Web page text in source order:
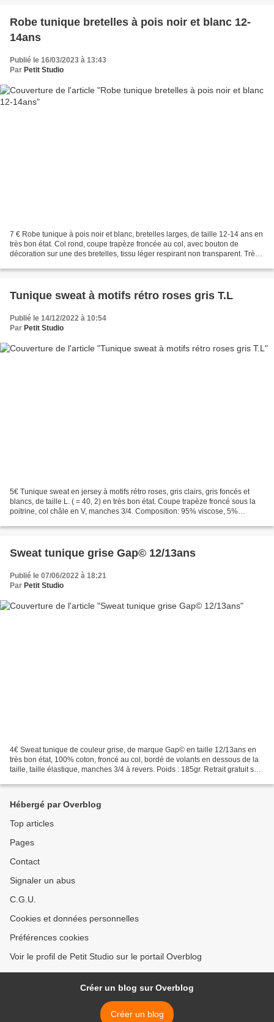
Robe tunique bretelles à pois noir et blanc 12-
14ans
Publié le 16/03/2023 à 13:43
Par Petit Studio
7 € Robe tunique à pois noir et blanc, bretelles larges, de taille 12-14 ans en
très bon état. Col rond, coupe trapèze froncée au col, avec bouton de
décoration sur une des bretelles, tissu léger respirant non transparent. Très
Tunique sweat à motifs rétro roses gris T.L
Publié le 14/12/2022 à 10:54
Par Petit Studio
5€ Tunique sweat en jersey à motifs rétro roses, gris clairs, gris foncés et
blancs, de taille L. ( = 40, 2) en très bon état. Coupe trapèze froncé sous la
poitrine, col châle en V, manches 3/4. Composition: 95% viscose, 5%
Sweat tunique grise Gap© 12/13ans
Publié le 07/06/2022 à 18:21
Par Petit Studio
4€ Sweat tunique de couleur grise, de marque Gap© en taille 12/13ans en
très bon état, 100% coton, froncé au col, bordé de volants en dessous de la
taille, taille élastique, manches 3/4 à revers. Poids : 185gr. Retrait gratuit sur
Hébergé par Overblog
Top articles
Pages
Contact
Signaler un abus
C.G.U.
Cookies et données personnelles
Préférences cookies
Voir le profil de Petit Studio sur le portail Overblog
Créer un blog sur Overblog
Créer un blog